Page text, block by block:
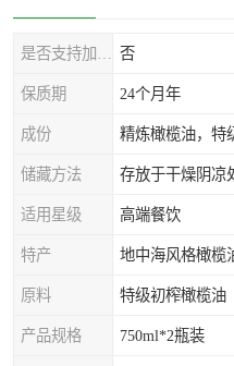
否
保质期 24个月年
成份 精炼橄榄油，特
储藏方法 存放于干燥阴凉
适用星级 高端餐饮
特产 地中海风格橄榄
原料 特级初榨橄榄油
产品规格 750ml*2瓶装